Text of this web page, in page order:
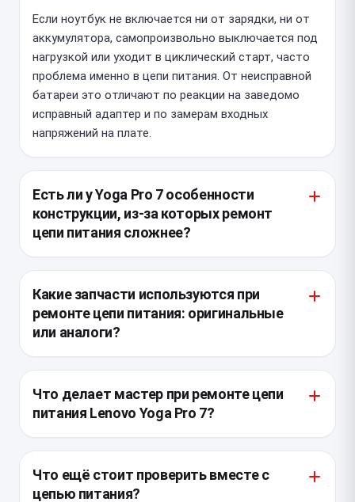
Если ноутбук не включается ни от зарядки, ни от
аккумулятора, самопроизвольно выключается под
нагрузкой или уходит в циклический старт, часто
проблема именно в цепи питания. От неисправной
батареи это отличают по реакции на заведомо
исправный адаптер и по замерам входных
напряжений на плате.
Есть ли у Yoga Pro 7 особенности
конструкции, из-за которых ремонт
цепи питания сложнее?
элементам и разъёмам требует полной разборки.
Дополнительно усложняют работу многослойная
материнская плата и малый запас по охлаждению,
из-за чего важно точно локализовать перегревший
Какие запчасти используются при
ремонте цепи питания: оригинальные
или аналоги?
параметрам компоненты, особенно для MOSFET,
контроллеров и цепей защиты. Аналоги допустимы
только если они полностью совпадают по
запуск и повторный выход из строя.
Что делает мастер при ремонте цепи
питания Lenovo Yoga Pro 7?
предохранители, ключи и контроллеры питания.
Что ещё стоит проверить вместе с
цепью питания?